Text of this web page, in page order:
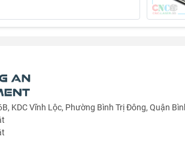
KDC Vĩnh Lộc, Phường Bình Trị Đông, Quận